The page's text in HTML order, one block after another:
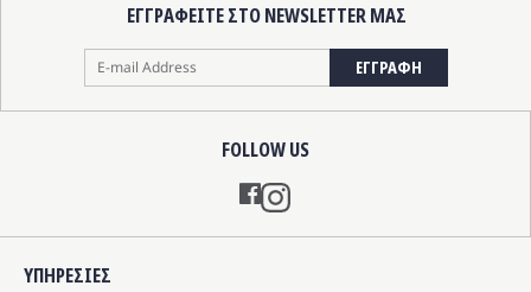
FOLLOW US
Instagram
ΕΓΓΡΑΦΕΙΤΕ ΣΤΟ NEWSLETTER ΜΑΣ
ΕΓΓΡΑΦΗ
ΥΠΗΡΕΣIΕΣ